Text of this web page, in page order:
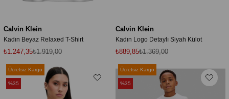
Calvin Klein
Kadın Beyaz Relaxed T-Shirt
₺1.247,35₺1.919,00
Calvin Klein
Kadın Logo Detaylı Siyah Külot
₺889,85₺1.369,00
Ücretsiz Kargo
%35
Ücretsiz Kargo
%35